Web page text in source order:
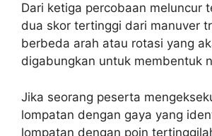
Dari ketiga percobaan meluncur
dua skor tertinggi dari manuver
berbeda arah atau rotasi yang
digabungkan untuk membentuk
Jika seorang peserta
lompatan dengan gaya yang
lompatan dengan poin